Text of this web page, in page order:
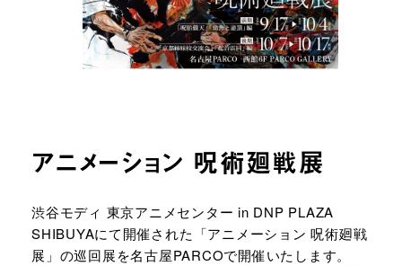
アニメーション 呪術廻戦展
URLをコピーする
渋谷モディ 東京アニメセンター in DNP PLAZA
SHIBUYAにて開催された「アニメーション 呪術廻戦
展」の巡回展を名古屋PARCOで開催いたします。